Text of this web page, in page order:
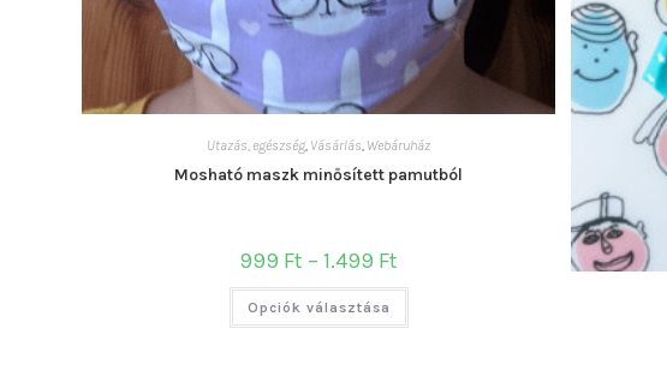
Utazás, egészség Vásárlás Webáruház
Mosható maszk minősített pamutból
999 Ft – 1.499 Ft
-
Opciók választása
Ennek
terméknek